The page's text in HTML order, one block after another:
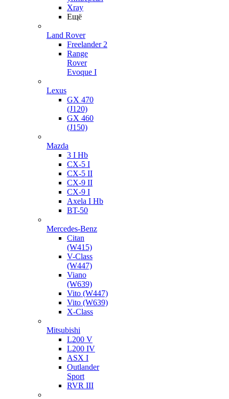
Xray
Ещё
Land Rover
Freelander 2
Range
Rover
Evoque I
Lexus
GX 470
(J120)
GX 460
(J150)
Mazda
3 I Hb
CX-5 I
CX-5 II
CX-9 II
CX-9 I
Axela I Hb
BT-50
Mercedes-Benz
Citan
(W415)
V-Class
(W447)
Viano
(W639)
Vito (W447)
Vito (W639)
X-Class
Mitsubishi
L200 V
L200 IV
ASX I
Outlander
Sport
RVR III